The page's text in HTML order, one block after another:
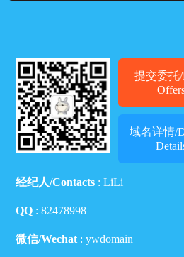
提交委托/
域名详情/
经纪人/Contacts : LiLi
QQ :82478998
微信/Wechat : ywdomain